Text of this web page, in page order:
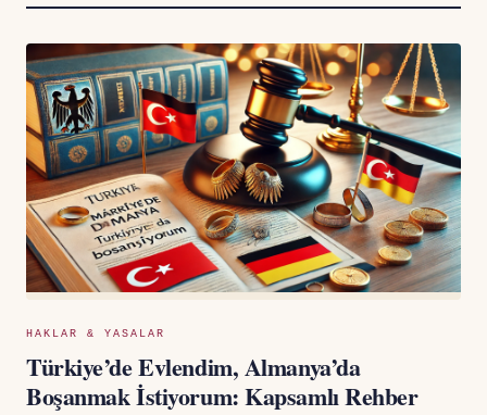
HAKLAR & YASALAR
Türkiye’de Evlendim, Almanya’da
Boşanmak İstiyorum: Kapsamlı Rehber